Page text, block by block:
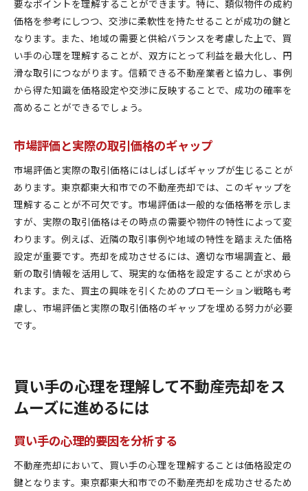
要なポイントを理解することができます。特に、類似物件の成約
価格を参考にしつつ、交渉に柔軟性を持たせることが成功の鍵と
なります。また、地域の需要と供給バランスを考慮した上で、買
い手の心理を理解することが、双方にとって利益を最大化し、円
滑な取引につながります。信頼できる不動産業者と協力し、事例
から得た知識を価格設定や交渉に反映することで、成功の確率を
高めることができるでしょう。
市場評価と実際の取引価格のギャップ
市場評価と実際の取引価格にはしばしばギャップが生じることが
あります。東京都東大和市での不動産売却では、このギャップを
理解することが不可欠です。市場評価は一般的な価格帯を示しま
すが、実際の取引価格はその時点の需要や物件の特性によって変
わります。例えば、近隣の取引事例や地域の特性を踏まえた価格
設定が重要です。売却を成功させるには、適切な市場調査と、最
新の取引情報を活用して、現実的な価格を設定することが求めら
れます。また、買主の興味を引くためのプロモーション戦略も考
慮し、市場評価と実際の取引価格のギャップを埋める努力が必要
です。
買い手の心理を理解して不動産売却をス
ムーズに進めるには
買い手の心理的要因を分析する
不動産売却において、買い手の心理を理解することは価格設定の
鍵となります。東京都東大和市での不動産売却を成功させるため